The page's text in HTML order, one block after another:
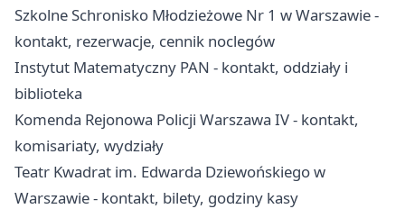
Szkolne Schronisko Młodzieżowe Nr 1 w Warszawie -
kontakt, rezerwacje, cennik noclegów
Instytut Matematyczny PAN - kontakt, oddziały i
biblioteka
Komenda Rejonowa Policji Warszawa IV - kontakt,
komisariaty, wydziały
Teatr Kwadrat im. Edwarda Dziewońskiego w
Warszawie - kontakt, bilety, godziny kasy